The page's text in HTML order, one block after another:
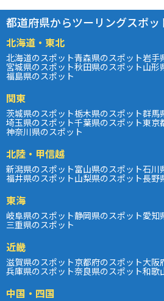
都道府県からツーリングスポッ
北海道・東北
北海道のスポット青森県のスポット岩手
宮城県のスポット秋田県のスポット山形
福島県のスポット
関東
茨城県のスポット栃木県のスポット群馬
埼玉県のスポット千葉県のスポット東京
神奈川県のスポット
北陸・甲信越
新潟県のスポット富山県のスポット石川
福井県のスポット山梨県のスポット長野
東海
岐阜県のスポット静岡県のスポット愛知
三重県のスポット
近畿
滋賀県のスポット京都府のスポット大阪
兵庫県のスポット奈良県のスポット和歌
中国・四国